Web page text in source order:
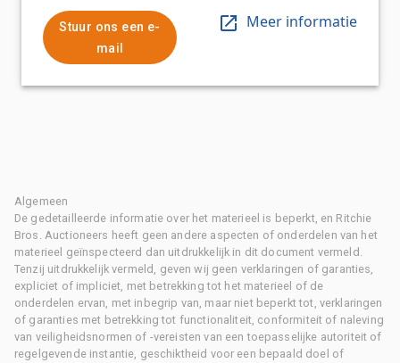
Stuur ons een e-
mail
Meer informatie
Algemeen
De gedetailleerde informatie over het materieel is beperkt, en Ritchie
Bros. Auctioneers heeft geen andere aspecten of onderdelen van het
materieel geïnspecteerd dan uitdrukkelijk in dit document vermeld.
Tenzij uitdrukkelijk vermeld, geven wij geen verklaringen of garanties,
expliciet of impliciet, met betrekking tot het materieel of de
onderdelen ervan, met inbegrip van, maar niet beperkt tot, verklaringen
of garanties met betrekking tot functionaliteit, conformiteit of naleving
van veiligheidsnormen of -vereisten van een toepasselijke autoriteit of
regelgevende instantie, geschiktheid voor een bepaald doel of